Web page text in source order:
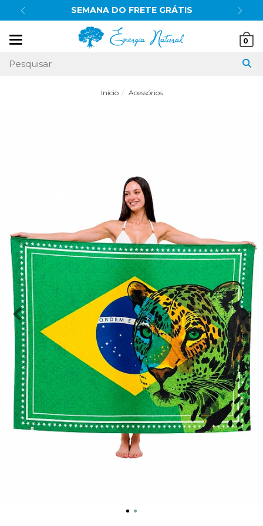
SEMANA DO FRETE GRÁTIS
0
Início Acessórios